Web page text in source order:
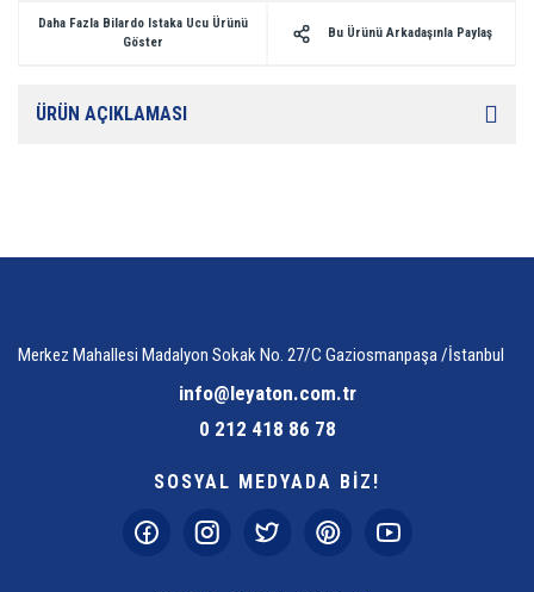
Daha Fazla Bilardo Istaka Ucu Ürünü
Göster
Bu Ürünü Arkadaşınla Paylaş
ÜRÜN AÇIKLAMASI
Merkez Mahallesi Madalyon Sokak No. 27/C Gaziosmanpaşa /İstanbul
info@leyaton.com.tr
0 212 418 86 78
SOSYAL MEDYADA BİZ!